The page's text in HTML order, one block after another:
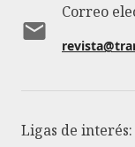
Correo
Ligas de interés: